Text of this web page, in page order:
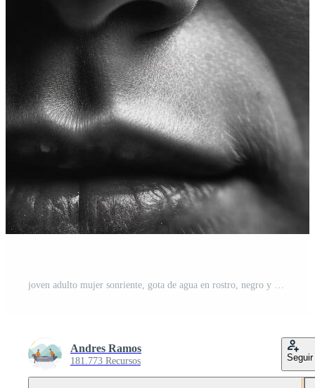
joven adulto mujer sonriente, gota de agua en rostro, negro y blanco generado por ai Foto Gratis
Andres Ramos
181.773 Recursos Seguir